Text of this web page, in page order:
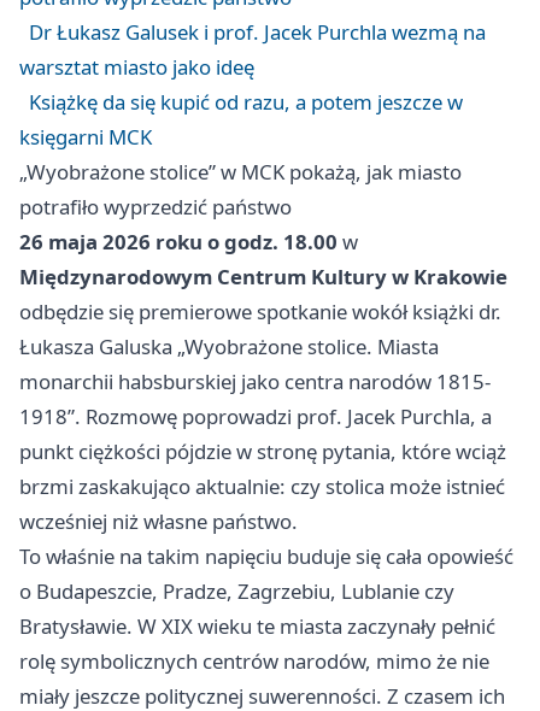
Dr Łukasz Galusek i prof. Jacek Purchla wezmą na
warsztat miasto jako ideę
Książkę da się kupić od razu, a potem jeszcze w
księgarni MCK
„Wyobrażone stolice” w MCK pokażą, jak miasto
potrafiło wyprzedzić państwo
26 maja 2026 roku o godz. 18.00 w
Międzynarodowym Centrum Kultury w Krakowie
odbędzie się premierowe spotkanie wokół książki dr.
Łukasza Galuska „Wyobrażone stolice. Miasta
monarchii habsburskiej jako centra narodów 1815-
1918”. Rozmowę poprowadzi prof. Jacek Purchla, a
punkt ciężkości pójdzie w stronę pytania, które wciąż
brzmi zaskakująco aktualnie: czy stolica może istnieć
wcześniej niż własne państwo.
To właśnie na takim napięciu buduje się cała opowieść
o Budapeszcie, Pradze, Zagrzebiu, Lublanie czy
Bratysławie. W XIX wieku te miasta zaczynały pełnić
rolę symbolicznych centrów narodów, mimo że nie
miały jeszcze politycznej suwerenności. Z czasem ich